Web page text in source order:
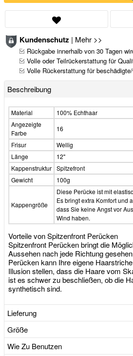
Kundenschutz | Mehr >>
Rückgabe innerhalb von 30 Tagen
Volle oder Teilrückerstattung für
Volle Rückerstattung für
Beschreibung
Material
100% Echthaar
Angezeigte
Farbe
16
Frisur
Wellig
Länge
12"
Kappenstruktur Spitzefront
Gewicht
100g
Kappengröße
Diese Perücke ist mit
Es bringt extra Komfort und
dass Sie keine Angst vor
Wind haben.
Vorteile von Spitzenfront Perücken
Spitzenfront Perücken bringt die
Aussehen nach jede Richtung
Perücken kann Ihre eigene
Illusion stellen, dass die Haare vom
ist es schwer zu beschließen, ob die
synthetisch sind.
Lieferung
Größe
Wie Zu Benutzen